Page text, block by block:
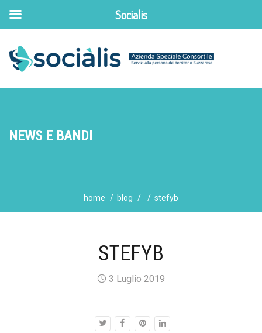
NEWS E BANDI
home blog stefyb
STEFYB
3 Luglio 2019
Socialis